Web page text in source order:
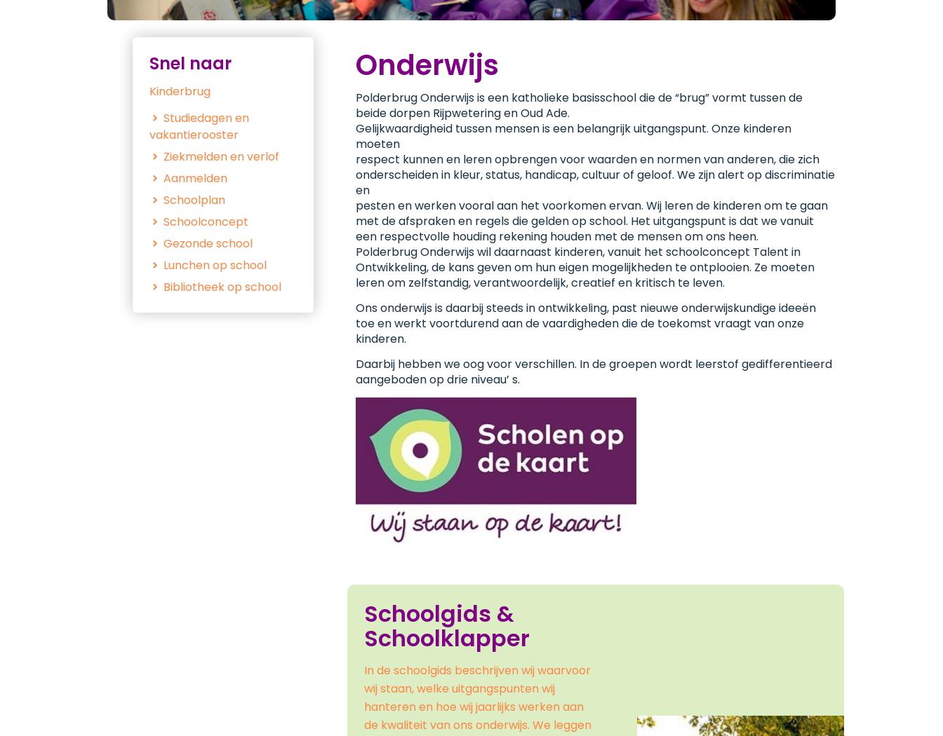
Snel naar
Kinderbrug
Studiedagen en
vakantierooster
Ziekmelden en verlof
Aanmelden
Schoolplan
Schoolconcept
Gezonde school
Lunchen op school
Bibliotheek op school
Onderwijs
Polderbrug Onderwijs is een katholieke basisschool die de “brug” vormt tussen de
beide dorpen Rijpwetering en Oud Ade.
Gelijkwaardigheid tussen mensen is een belangrijk uitgangspunt. Onze kinderen
moeten
respect kunnen en leren opbrengen voor waarden en normen van anderen, die zich
onderscheiden in kleur, status, handicap, cultuur of geloof. We zijn alert op discriminatie
en
pesten en werken vooral aan het voorkomen ervan. Wij leren de kinderen om te gaan
met de afspraken en regels die gelden op school. Het uitgangspunt is dat we vanuit
een respectvolle houding rekening houden met de mensen om ons heen.
Polderbrug Onderwijs wil daarnaast kinderen, vanuit het schoolconcept Talent in
Ontwikkeling, de kans geven om hun eigen mogelijkheden te ontplooien. Ze moeten
leren om zelfstandig, verantwoordelijk, creatief en kritisch te leven.
Ons onderwijs is daarbij steeds in ontwikkeling, past nieuwe onderwijskundige ideeën
toe en werkt voortdurend aan de vaardigheden die de toekomst vraagt van onze
kinderen.
Daarbij hebben we oog voor verschillen. In de groepen wordt leerstof gedifferentieerd
aangeboden op drie niveau’ s.
Schoolgids &
Schoolklapper
In de schoolgids beschrijven wij waarvoor
wij staan, welke uitgangspunten wij
hanteren en hoe wij jaarlijks werken aan
de kwaliteit van ons onderwijs. We leggen